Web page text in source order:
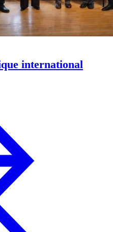
international